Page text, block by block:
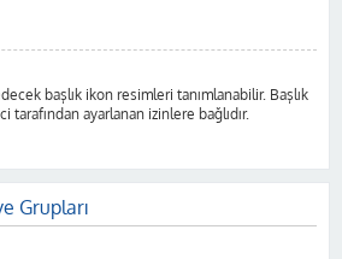
başlık ikon resimleri tanımlanabilir. Başlık
tarafından ayarlanan izinlere bağlıdır.
Grupları